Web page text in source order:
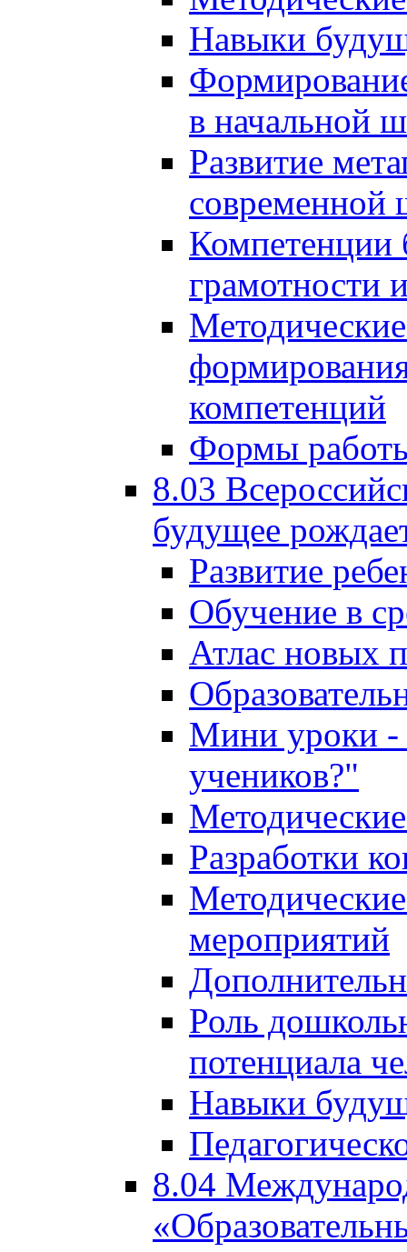
Навыки
в начальной
Развитие
современной
Компетенции
грамотности
компетенций
Формы
8.03
будущее
Развитие
Обучение в
Атлас новых
Мини уроки -
учеников?"
Разработки
мероприятий
Роль
потенциала
Навыки
8.04